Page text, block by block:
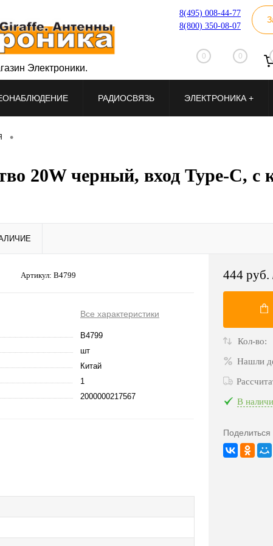
8(495) 008-44-77
8(800) 350-08-07
0 0
Электроники.
РАДИОСВЯЗЬ ЭЛЕКТРОНИКА +
•
20W черный, вход Type-C, с
Артикул: B4799
Все характеристики
B4799
шт
Китай
1
2000000217567
444 руб.
Кол-во:
Нашли
В
Поделиться